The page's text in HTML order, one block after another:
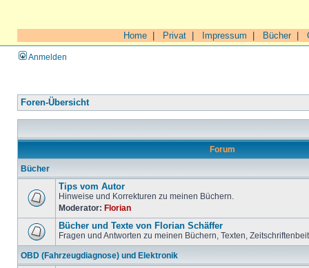
Home Privat Impressum Bücher|
Anmelden
Foren-Übersicht
Forum
Bücher
Tips vom Autor
Hinweise und Korrekturen zu meinen Büchern.
Moderator: Florian
Bücher und Texte von Florian Schäffer
Fragen und Antworten zu meinen Büchern, Texten,
OBD (Fahrzeugdiagnose) und Elektronik